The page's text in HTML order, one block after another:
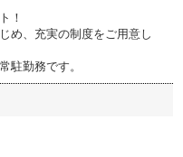
！
め、充実の制度をご用意し
駐勤務です。